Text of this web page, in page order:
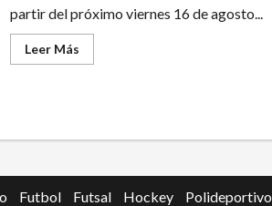
partir del próximo viernes 16 de agosto...
Leer MásLeer
más
ladrones
entrenar
sus
Futbol Futsal Hockey Polideportivo